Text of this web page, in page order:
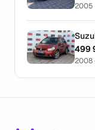
2005
499
2008